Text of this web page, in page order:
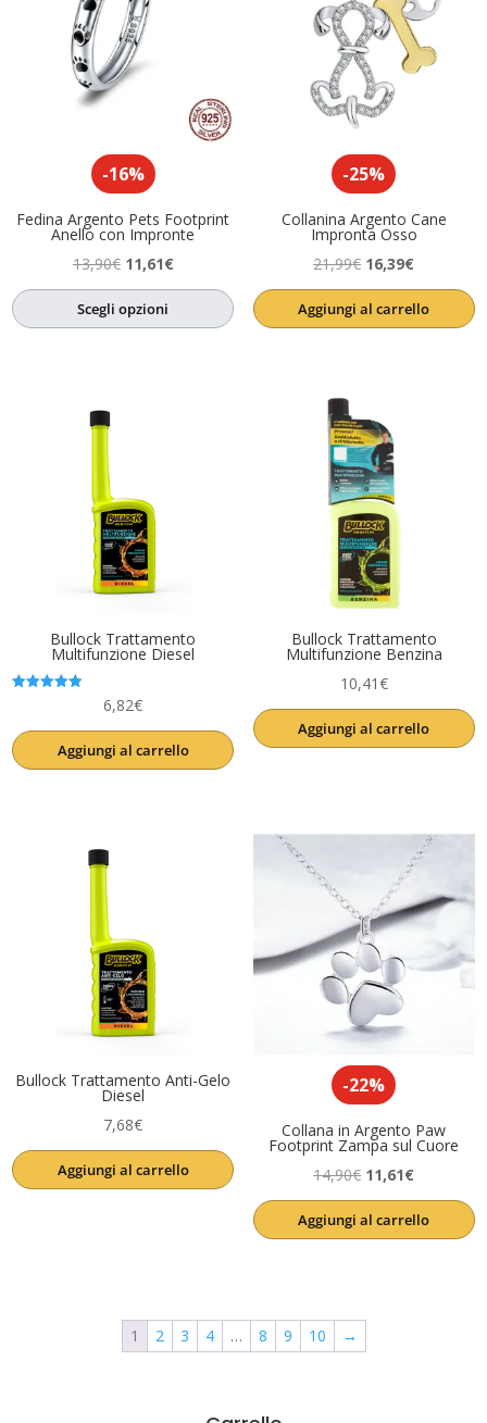
-16%
Fedina Argento Pets Footprint
Anello con Impronte
13,90€ Il
prezzo
originale
11,61€Il
prezzo
Scegli opzioni
-25%
Collanina Argento Cane
Impronta Osso
21,99€ Il
prezzo
originale
16,39€Il
prezzo
attuale
Aggiungi al carrello
Bullock Trattamento
Multifunzione Diesel
6,82€
Aggiungi al carrello
Bullock Trattamento
Multifunzione Benzina
10,41€
Aggiungi al carrello
Bullock Trattamento Anti-Gelo
Diesel
7,68€
Aggiungi al carrello
-22%
Collana in Argento Paw
Footprint Zampa sul Cuore
14,90€ Il
prezzo
originale
11,61€Il
prezzo
attuale
Aggiungi al carrello
1 2 3 4 … 8 9 10 →